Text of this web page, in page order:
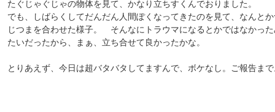
たぐじゃぐじゃの物体を見て、かなり立ちすくんでおりました。
でも、しばらくしてだんだん人間ぽくなってきたのを見て、なんと
じつまを合わせた様子。 そんなにトラウマになるとかではなかっ
たいだったから、まぁ、立ち合せて良かったかな。
とりあえず、今日は超バタバタしてますんで、ボケなし。ご報告ま